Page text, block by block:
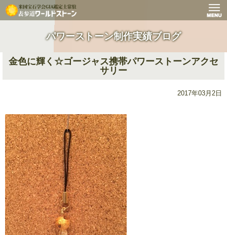
パワーストーン制作実績ブログ
金色に輝く☆ゴージャス携帯パワーストーンアクセ
サリー
2017年03月2日